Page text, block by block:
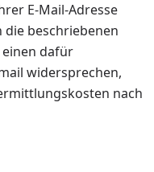
E-Mail-Adresse
beschriebenen
dafür
widersprechen,
nach